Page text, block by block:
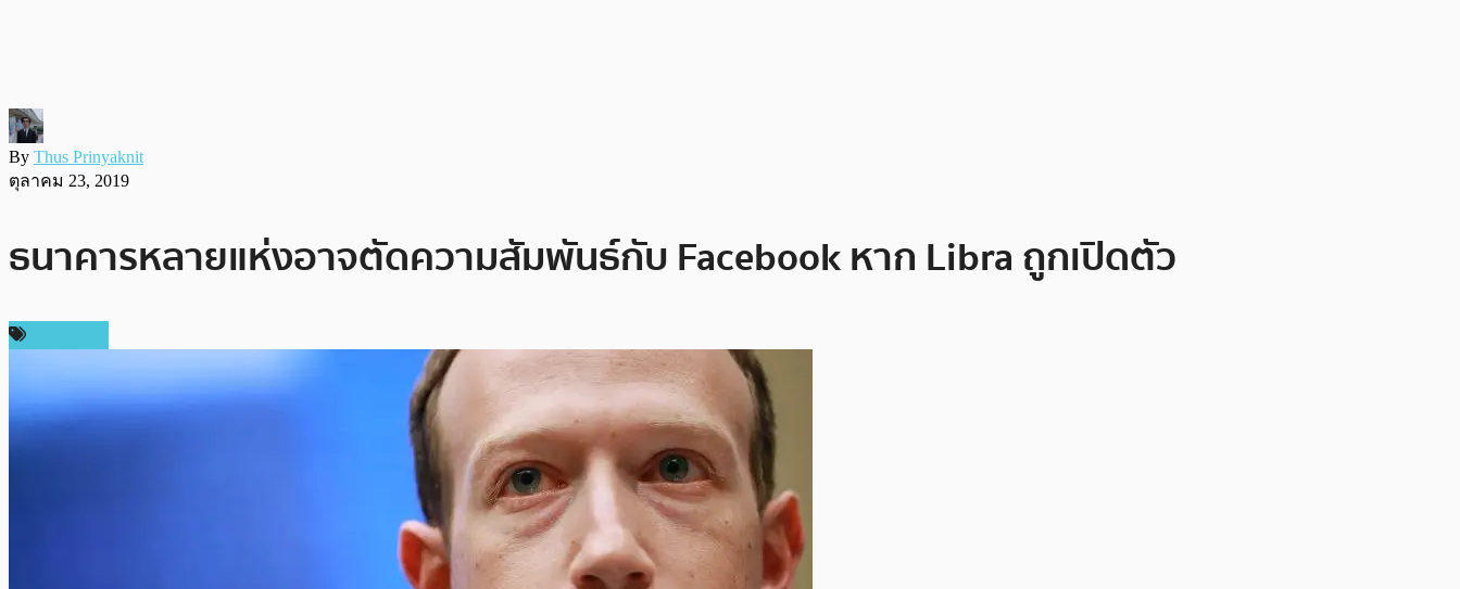
By Thus Prinyaknit
ตุลาคม 23, 2019
ธนาคารหลายแห่งอาจตัดความสัมพันธ์กับ Facebook หาก Libra ถูกเปิดตัว